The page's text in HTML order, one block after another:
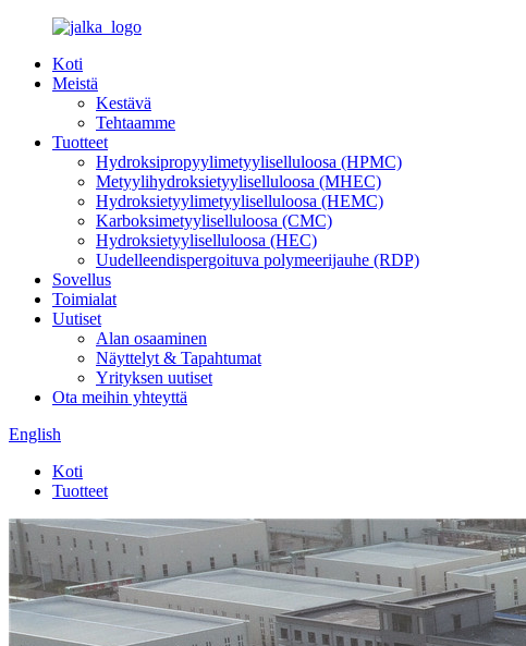
Koti
Meistä
Kestävä
Tehtaamme
Tuotteet
Hydroksipropyylimetyyliselluloosa (HPMC)
Metyylihydroksietyyliselluloosa (MHEC)
Hydroksietyylimetyyliselluloosa (HEMC)
Karboksimetyyliselluloosa (CMC)
Hydroksietyyliselluloosa (HEC)
Uudelleendispergoituva polymeerijauhe (RDP)
Sovellus
Toimialat
Uutiset
Alan osaaminen
Näyttelyt & Tapahtumat
Yrityksen uutiset
Ota meihin yhteyttä
English
Koti
Tuotteet